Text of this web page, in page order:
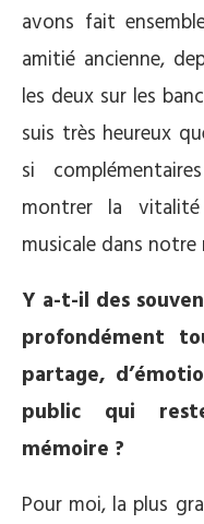
avons fait
amitié ancienne,
les deux sur les
suis très heureux
si
montrer la
musicale dans notre
Y a-t-il des
profondément
partage,
public qui
mémoire ?
Pour moi, la plus